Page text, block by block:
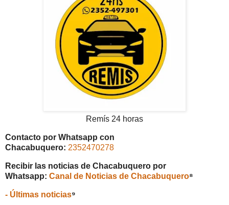
Remís 24 horas
Contacto por Whatsapp con
Chacabuquero: 2352470278
Recibir las noticias de Chacabuquero por
Whatsapp: Canal de Noticias de Chacabuquero⁸
- Últimas noticias⁹